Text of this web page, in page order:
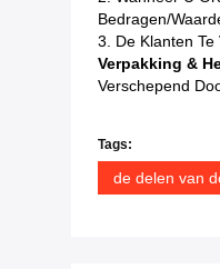
Bedragen/
3. De Klanten
Verpakking &
Verschepend
Tags:
de delen van